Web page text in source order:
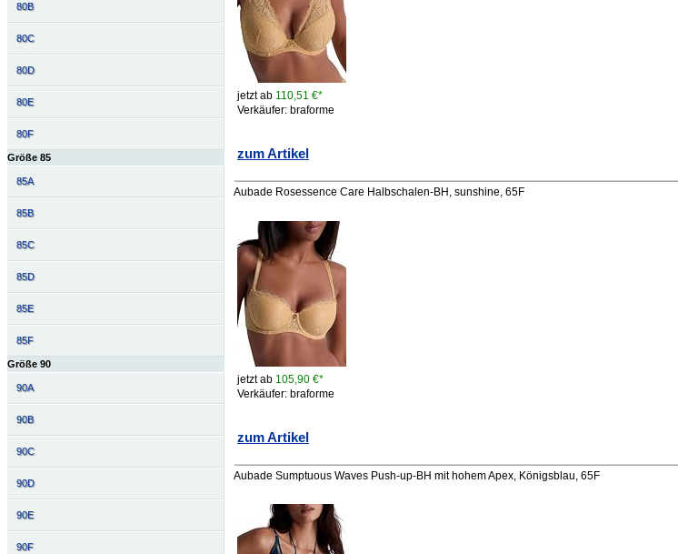
80B
80C
80D
80E
80F
Größe 85
85A
85B
85C
85D
85E
85F
Größe 90
90A
90B
90C
90D
90E
90F
jetzt ab 110,51 €*
Verkäufer: braforme
zum Artikel
Aubade Rosessence Care Halbschalen-BH, sunshine, 65F
jetzt ab 105,90 €*
Verkäufer: braforme
zum Artikel
Aubade Sumptuous Waves Push-up-BH mit hohem Apex, Königsblau, 65F